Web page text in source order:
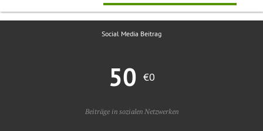
Social Media Beitrag
50 €0
Beiträge in sozialen Netzwerken